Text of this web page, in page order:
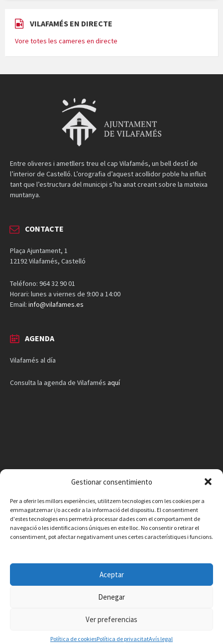
Gestionar consentimiento
Per a oferir les millors experiències, utilitzem tecnologies com les cookies per a
emmagatzemar i/o accedir a la informació del dispositiu. El consentiment
d'estes tecnologies ens permetrà processar dades com el comportament de
navegació o les identificacions úniques en este lloc. No consentir o retirar el
consentiment, pot afectar negativament unes certes característiques i funcions.
Aceptar
Denegar
Ver preferencias
Política de cookiesPolítica de privacitatAvís legal
VILAFAMÉS EN DIRECTE
Vore totes les cameres en directe
Entre oliveres i ametllers treu el cap Vilafamés, un bell destí de
l’interior de Castelló. L’orografia d’aquest acollidor poble ha influït
tant que l’estructura del municipi s’ha anat creant sobre la mateixa
muntanya.
CONTACTE
Plaça Ajuntament, 1
12192 Vilafamés, Castelló
Teléfono: 964 32 90 01
Horari: lunes a viernes de 9:00 a 14:00
Email: info@vilafames.es
AGENDA
Vilafamés al día
Consulta la agenda de Vilafamés aquí
Política de privacitat
© 2026 Ajuntament de Vilafamés - Desarrollada por